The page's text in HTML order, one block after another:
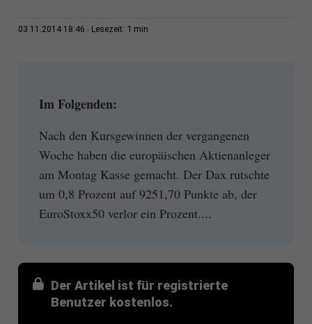
03.11.2014 18:46 Lesezeit: 1 min
Im Folgenden:
Nach den Kursgewinnen der vergangenen
Woche haben die europäischen Aktienanleger
am Montag Kasse gemacht. Der Dax rutschte
um 0,8 Prozent auf 9251,70 Punkte ab, der
EuroStoxx50 verlor ein Prozent....
Der Artikel ist für registrierte
Benutzer kostenlos.